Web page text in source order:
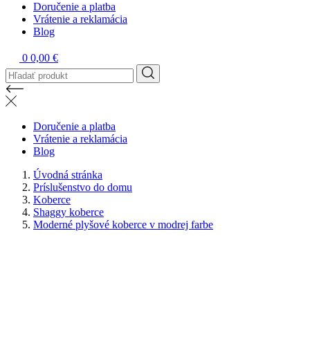
Doručenie a platba
Vrátenie a reklamácia
Blog
0 0,00 €
Doručenie a platba
Vrátenie a reklamácia
Blog
Úvodná stránka
Príslušenstvo do domu
Koberce
Shaggy koberce
Moderné plyšové koberce v modrej farbe